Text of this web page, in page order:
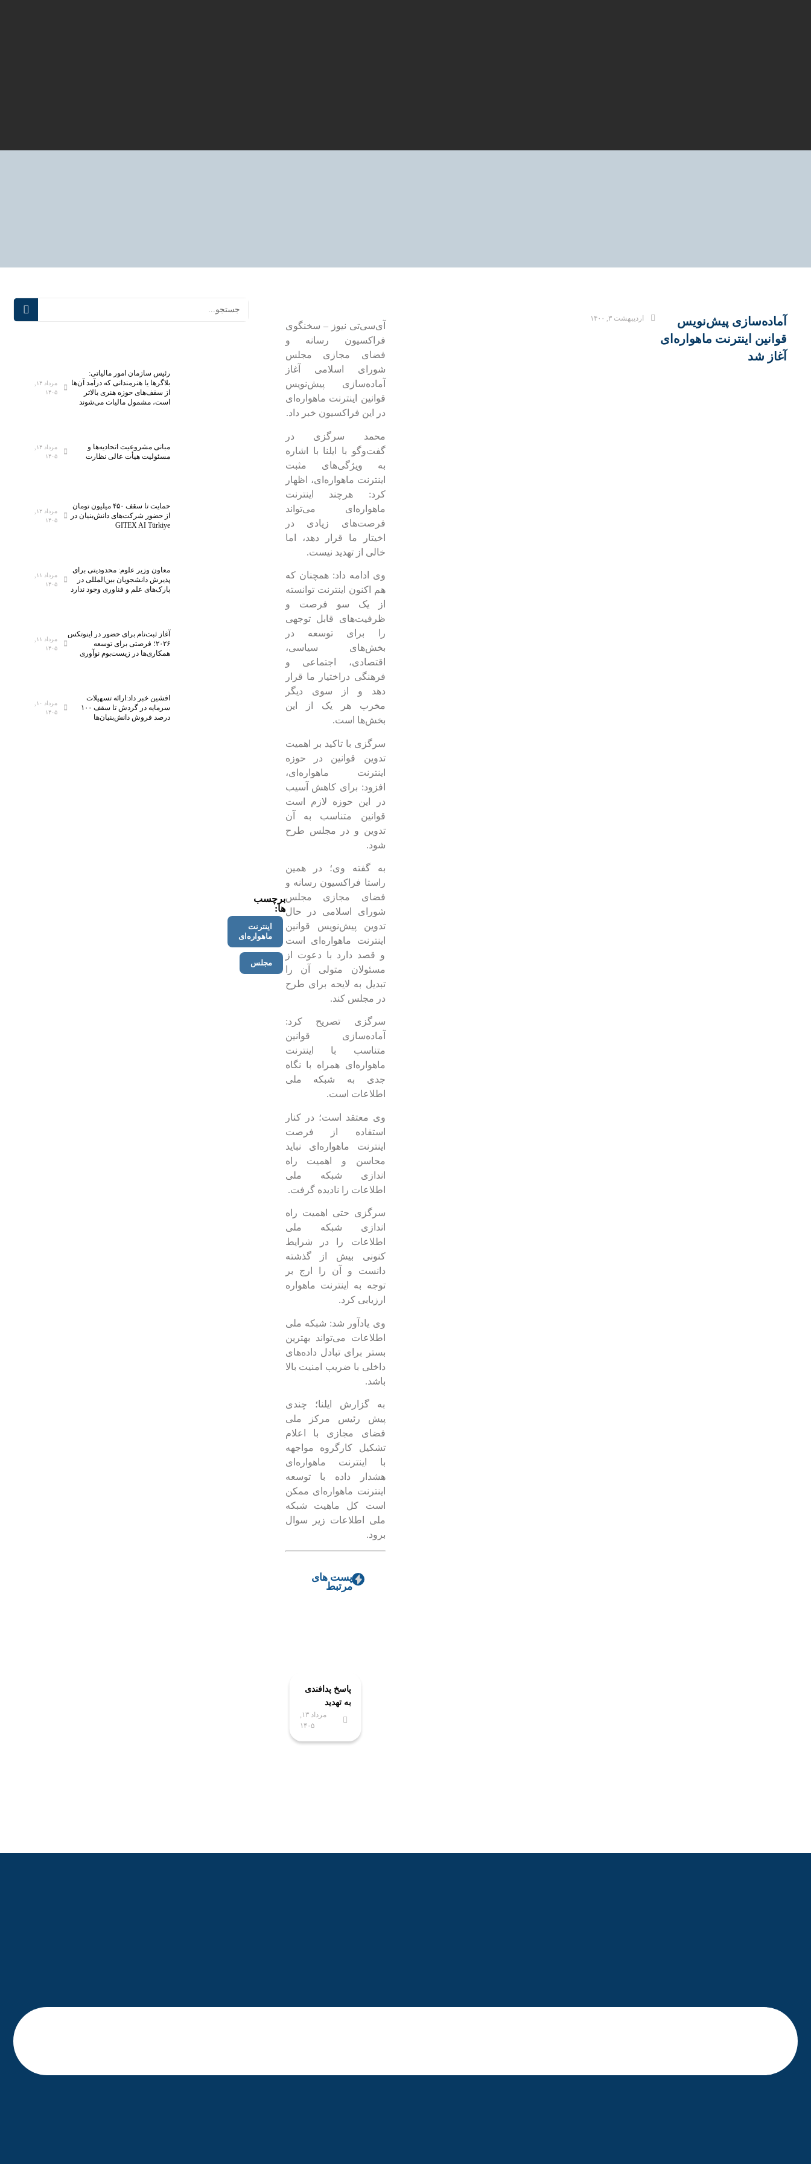
آماده‌سازی پیش‌نویس
قوانین اینترنت ماهواره‌ای
آغاز شد
اردیبهشت ۳, ۱۴۰۰
پست های
مرتبط
پاسخ پدافندی
به تهدید
زیرساخت
۱۴۰۵
آی‌سی‌تی نیوز – سخنگوی
فراکسیون رسانه و
فضای مجازی مجلس
شورای اسلامی آغاز
آماده‌سازی پیش‌نویس
قوانین اینترنت ماهواره‌ای
در این فراکسیون خبر داد.
محمد سرگزی در
گفت‌وگو با ایلنا با اشاره
به ویژگی‌های مثبت
اینترنت ماهواره‌ای، اظهار
کرد: هرچند اینترنت
ماهواره‌ای می‌تواند
فرصت‌های زیادی در
اخیتار ما قرار دهد، اما
خالی از تهدید نیست.
وی ادامه داد: همچنان که
هم اکنون اینترنت توانسته
از یک سو فرصت‌ و
ظرفیت‌های قابل توجهی
را برای توسعه در
بخش‌های سیاسی،
اقتصادی، اجتماعی و
فرهنگی دراختیار ما قرار
دهد و از سوی دیگر
مخرب هر یک از این
بخش‌ها است.
سرگزی با تاکید بر اهمیت
تدوین قوانین در حوزه
اینترنت ماهواره‌ای،
افزود: برای کاهش آسیب
در این حوزه لازم است
قوانین متناسب به آن
تدوین و در مجلس طرح
شود.
به گفته وی؛ در همین
راستا فراکسیون رسانه و
فضای مجازی مجلس
شورای اسلامی در حال
تدوین پیش‌نویس قوانین
اینترنت ماهواره‌ای است
و قصد دارد با دعوت از
مسئولان متولی آن را
تبدیل به لایحه برای طرح
در مجلس کند.
سرگزی تصریح کرد:
آماده‌سازی قوانین
متناسب با اینترنت
ماهواره‌ای همراه با نگاه
جدی به شبکه ملی
اطلاعات است.
وی معتقد است؛ در کنار
استفاده از فرصت
اینترنت ماهواره‌ای نباید
محاسن و اهمیت راه
اندازی شبکه ملی
اطلاعات را نادیده گرفت.
سرگزی حتی اهمیت راه
اندازی شبکه ملی
اطلاعات را در شرایط
کنونی بیش از گذشته
دانست و آن را ارج بر
توجه به اینترنت ماهواره
ارزیابی کرد.
وی یادآور شد: شبکه ملی
اطلاعات می‌تواند بهترین
بستر برای تبادل داده‌های
داخلی با ضریب امنیت بالا
باشد.
به گزارش ایلنا؛ چندی
پیش رئیس مرکز ملی
فضای مجازی با اعلام
تشکیل کارگروه مواجهه
با اینترنت ماهواره‌ای
هشدار داده با توسعه
اینترنت ماهواره‌ای ممکن
است کل ماهیت شبکه
ملی اطلاعات زیر سوال
برود.
برچسب
ها:
اینترنت
ماهواره‌ای
مجلس
رئیس سازمان امور مالیاتی:
بلاگر‌ها یا هنرمندانی که درآمد آن‌ها
از سقف‌های حوزه هنری بالاتر
است، مشمول مالیات می‌شوند
۱۴۰۵
مبانی مشروعیت اتحادیه‌ها و
مسئولیت هیأت عالی نظارت
۱۴۰۵
حمایت تا سقف ۴۵۰ میلیون تومان
از حضور شرکت‌های دانش‌بنیان در
GITEX AI Türkiye
۱۴۰۵
معاون وزیر علوم: محدودیتی برای
پذیرش دانشجویان بین‌المللی در
پارک‌های علم و فناوری وجود ندارد
۱۴۰۵
آغاز ثبت‌نام برای حضور در اینوتکس
۲۰۲۶؛ فرصتی برای توسعه
همکاری‌ها در زیست‌بوم نوآوری
۱۴۰۵
افشین خبر داد:ارائه تسهیلات
سرمایه در گردش تا سقف ۱۰۰
درصد فروش دانش‌بنیان‌ها
۱۴۰۵